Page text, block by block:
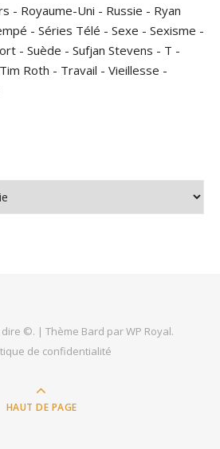
- Royaume-Uni - Russie - Ryan
- Séries Télé - Sexe - Sexisme -
- Suède - Sufjan Stevens - T -
Tim Roth - Travail - Vieillesse -
dire ©. | Thème Bard parWP Royal.
de confidentialité
HAUT DE PAGE